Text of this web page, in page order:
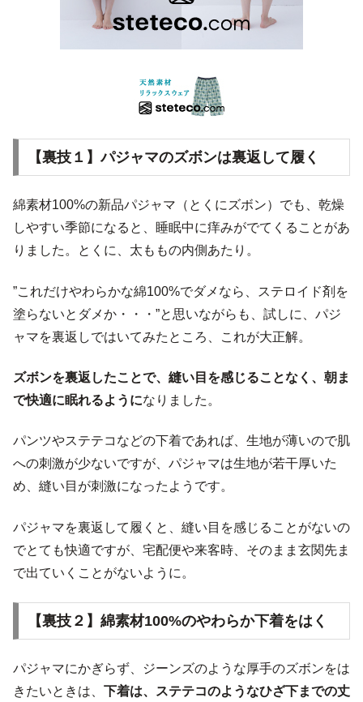
【裏技１】パジャマのズボンは裏返して履く
綿素材100%の新品パジャマ（とくにズボン）でも、乾燥
しやすい季節になると、睡眠中に痒みがでてくることがあ
りました。とくに、太ももの内側あたり。
”これだけやわらかな綿100%でダメなら、ステロイド剤を
塗らないとダメか・・・”と思いながらも、試しに、パジ
ャマを裏返しではいてみたところ、これが大正解。
ズボンを裏返したことで、縫い目を感じることなく、朝ま
で快適に眠れるようになりました。
パンツやステテコなどの下着であれば、生地が薄いので肌
への刺激が少ないですが、パジャマは生地が若干厚いた
め、縫い目が刺激になったようです。
パジャマを裏返して履くと、縫い目を感じることがないの
でとても快適ですが、宅配便や来客時、そのまま玄関先ま
で出ていくことがないように。
【裏技２】綿素材100%のやわらか下着をはく
パジャマにかぎらず、ジーンズのような厚手のズボンをは
きたいときは、 下着は、ステテコのようなひざ下までの丈